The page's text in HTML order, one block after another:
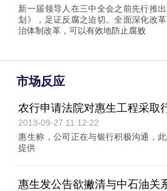
新一届领导人在三中全会之前先行推
划》，足证反腐之迫切。全面深化改
治体制改革，可以有效地防止腐败
市场反应
农行申请法院对惠生工程采取
2013-09-27 11:12:22
惠生称，公司正在与银行积极沟通，
提供
惠生发公告欲撇清与中石油关